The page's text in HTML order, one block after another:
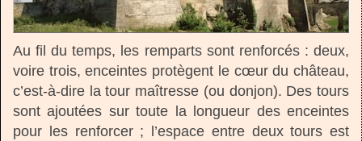
Au fil du temps, les remparts sont renforcés : deux,
voire trois, enceintes protègent le cœur du château,
c’est-à-dire la tour maîtresse (ou donjon). Des tours
sont ajoutées sur toute la longueur des enceintes
pour les renforcer ; l’espace entre deux tours est